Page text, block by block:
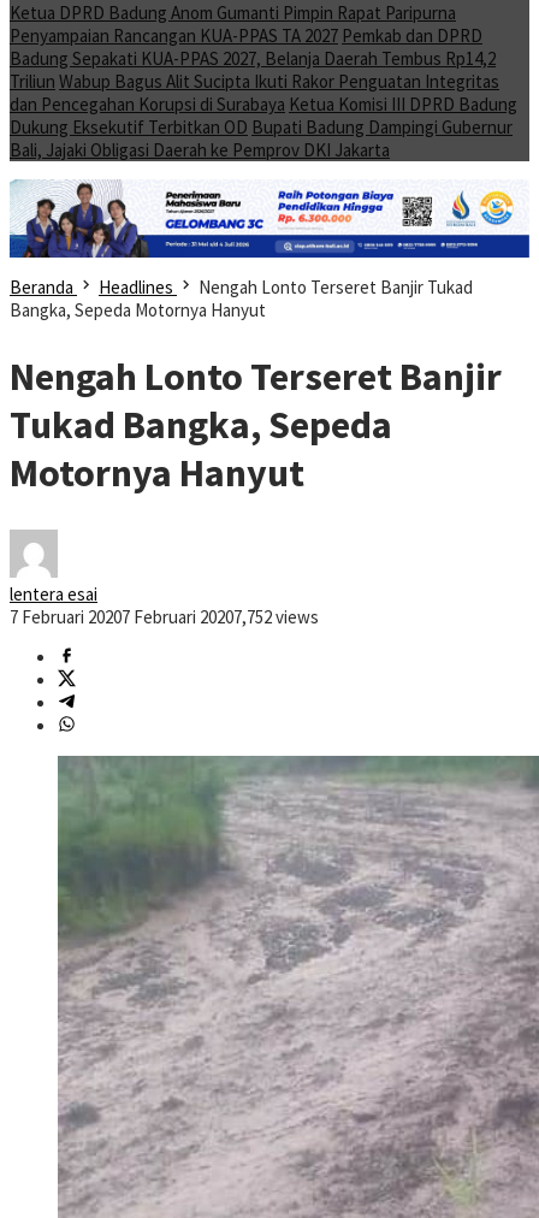
Ketua DPRD Badung Anom Gumanti Pimpin Rapat Paripurna
Penyampaian Rancangan KUA-PPAS TA 2027 Pemkab dan DPRD
Badung Sepakati KUA-PPAS 2027, Belanja Daerah Tembus Rp14,2
Triliun Wabup Bagus Alit Sucipta Ikuti Rakor Penguatan Integritas
dan Pencegahan Korupsi di Surabaya Ketua Komisi III DPRD Badung
Dukung Eksekutif Terbitkan OD Bupati Badung Dampingi Gubernur
Bali, Jajaki Obligasi Daerah ke Pemprov DKI Jakarta
Beranda Headlines
Nengah Lonto Terseret Banjir Tukad
Bangka, Sepeda Motornya Hanyut
Nengah Lonto Terseret Banjir
Tukad Bangka, Sepeda
Motornya Hanyut
lentera esai
7 Februari 20207 Februari 20207,752 views